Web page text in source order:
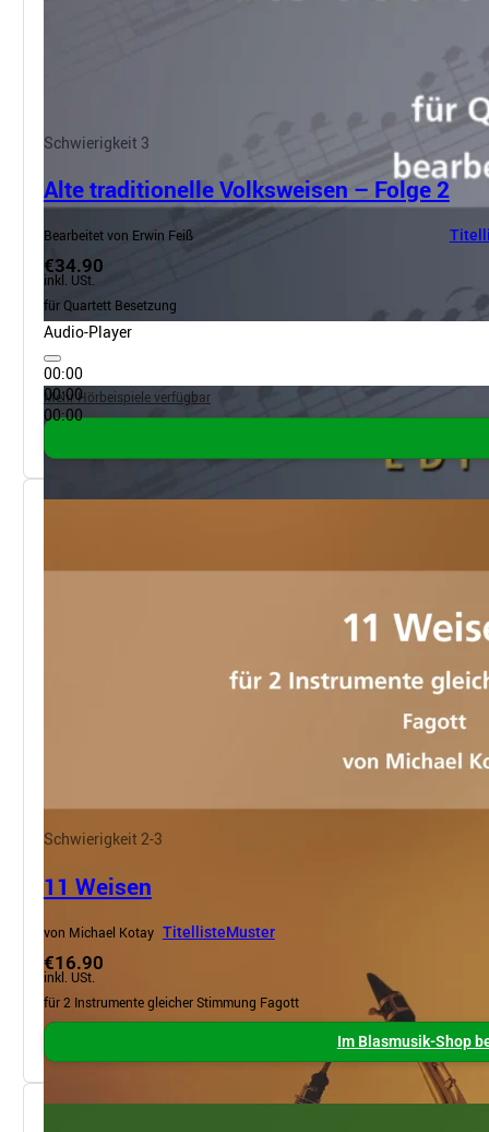
Schwierigkeit 3
Alte traditionelle Volksweisen – Folge 2
Bearbeitet von Erwin Feiß
€34.90
inkl. USt.
für Quartett Besetzung
Audio-Player
00:00
00:00
00:00
Mehr Hörbeispiele verfügbar
Schwierigkeit 2-3
11 Weisen
von Michael Kotay TitellisteMuster
€16.90
inkl. USt.
für 2 Instrumente gleicher Stimmung Fagott
Im Blasmusik-Shop